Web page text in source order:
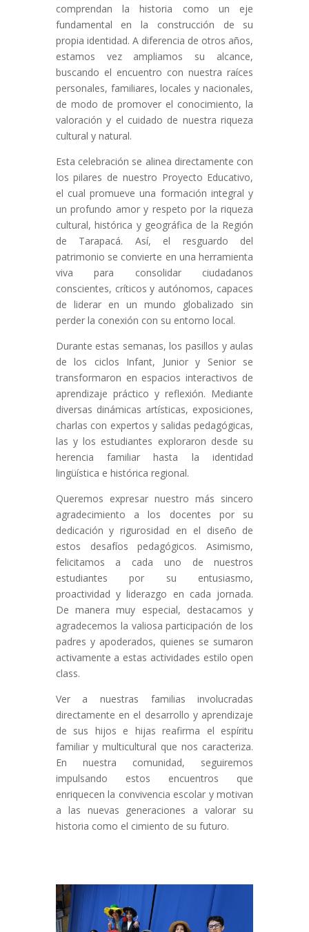
comprendan la historia como un eje
fundamental en la construcción de su
propia identidad. A diferencia de otros años,
estamos vez ampliamos su alcance,
buscando el encuentro con nuestra raíces
personales, familiares, locales y nacionales,
de modo de promover el conocimiento, la
valoración y el cuidado de nuestra riqueza
cultural y natural.
Esta celebración se alinea directamente con
los pilares de nuestro Proyecto Educativo,
el cual promueve una formación integral y
un profundo amor y respeto por la riqueza
cultural, histórica y geográfica de la Región
de Tarapacá. Así, el resguardo del
patrimonio se convierte en una herramienta
viva para consolidar ciudadanos
conscientes, críticos y autónomos, capaces
de liderar en un mundo globalizado sin
perder la conexión con su entorno local.
Durante estas semanas, los pasillos y aulas
de los ciclos Infant, Junior y Senior se
transformaron en espacios interactivos de
aprendizaje práctico y reflexión. Mediante
diversas dinámicas artísticas, exposiciones,
charlas con expertos y salidas pedagógicas,
las y los estudiantes exploraron desde su
herencia familiar hasta la identidad
lingüística e histórica regional.
Queremos expresar nuestro más sincero
agradecimiento a los docentes por su
dedicación y rigurosidad en el diseño de
estos desafíos pedagógicos. Asimismo,
felicitamos a cada uno de nuestros
estudiantes por su entusiasmo,
proactividad y liderazgo en cada jornada.
De manera muy especial, destacamos y
agradecemos la valiosa participación de los
padres y apoderados, quienes se sumaron
activamente a estas actividades estilo open
class.
Ver a nuestras familias involucradas
directamente en el desarrollo y aprendizaje
de sus hijos e hijas reafirma el espíritu
familiar y multicultural que nos caracteriza.
En nuestra comunidad, seguiremos
impulsando estos encuentros que
enriquecen la convivencia escolar y motivan
a las nuevas generaciones a valorar su
historia como el cimiento de su futuro.